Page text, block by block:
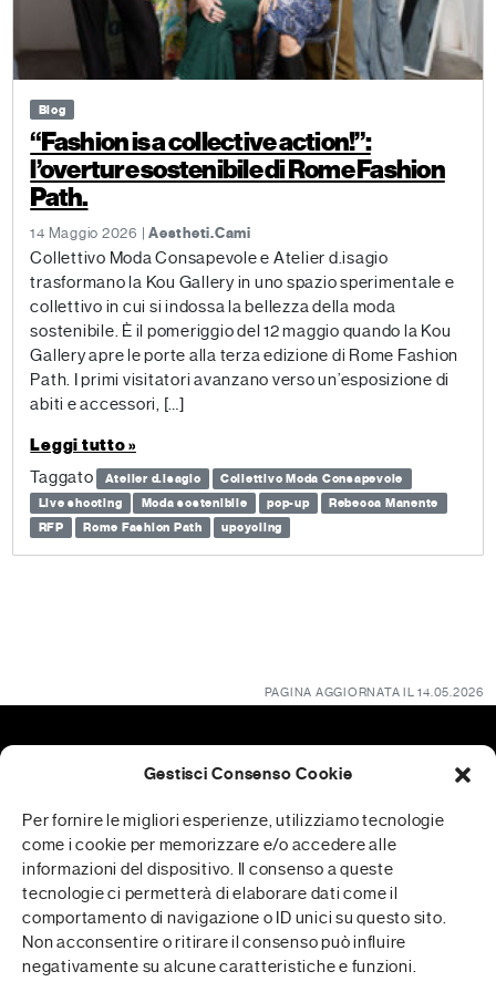
Gestisci Consenso Cookie
Per fornire le migliori esperienze, utilizziamo tecnologie
come i cookie per memorizzare e/o accedere alle
informazioni del dispositivo. Il consenso a queste
tecnologie ci permetterà di elaborare dati come il
comportamento di navigazione o ID unici su questo sito.
Non acconsentire o ritirare il consenso può influire
negativamente su alcune caratteristiche e funzioni.
Blog
“Fashion is a collective action!”:
l’overture sostenibile di Rome Fashion
Path.
14 Maggio 2026 | Aestheti.Cami
Collettivo Moda Consapevole e Atelier d.isagio
trasformano la Kou Gallery in uno spazio sperimentale e
collettivo in cui si indossa la bellezza della moda
sostenibile. È il pomeriggio del 12 maggio quando la Kou
Gallery apre le porte alla terza edizione di Rome Fashion
Path. I primi visitatori avanzano verso un’esposizione di
abiti e accessori, […]
Leggi tutto »
Taggato
Atelier d.isagio
Collettivo Moda Consapevole
Live shooting
Moda sostenibile pop-up
Rebecca Manente
RFP
Rome Fashion Path upcycling
PAGINA AGGIORNATA IL 14.05.2026
Patrocini
RFP è realizzata in collaborazione con